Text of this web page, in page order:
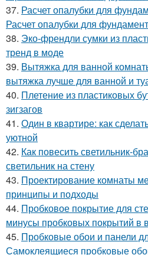
37. Расчет опалубки для
Расчет опалубки для
38. Эко-френдли сумки из
тренд в моде
39. Вытяжка для ванной
вытяжка лучше для ванной и
40. Плетение из пластиковых
зигзагов
41. Один в квартире: как
уютной
42. Как повесить светильник-
светильник на стену
43. Проектирование комнаты
принципы и подходы
44. Пробковое покрытие для
минусы пробковых покрытий в
45. Пробковые обои и панели
Самоклеящиеся пробковые